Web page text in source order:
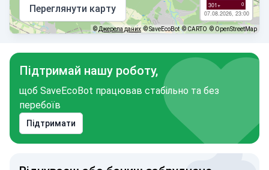
301+ 0
07.08.2026, 23:00
Переглянути карту
© Джерела даних © SaveEcoBot © CARTO © OpenStreetMap
Підтримай нашу роботу,
щоб SaveEcoBot працював стабільно та без
перебоїв
Підтримати